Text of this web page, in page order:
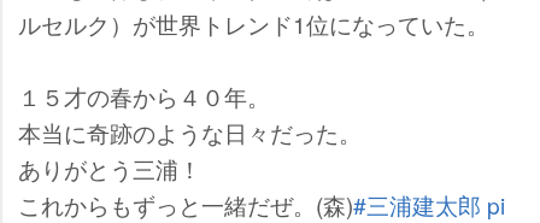
ルセルク）が世界トレンド1位になっていた。
１５才の春から４０年。
本当に奇跡のような日々だった。
ありがとう三浦！
これからもずっと一緒だぜ。(森)#三浦建太郎 pi